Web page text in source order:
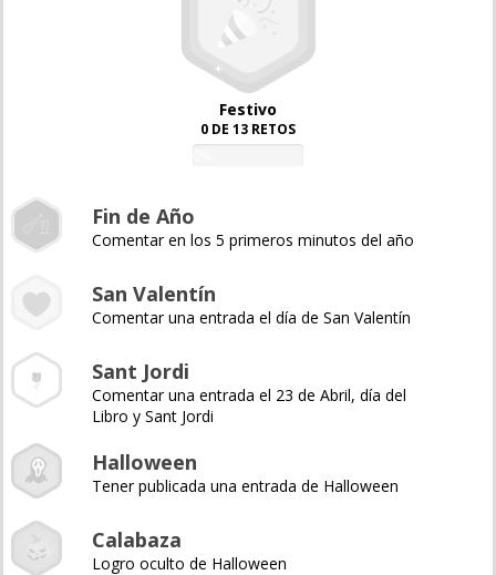
Festivo
0 DE 13 RETOS
Fin de Año
Comentar en los 5 primeros minutos del año
San Valentín
Comentar una entrada el día de San Valentín
Sant Jordi
Comentar una entrada el 23 de Abril, día del
Libro y Sant Jordi
Halloween
Tener publicada una entrada de Halloween
Calabaza
Logro oculto de Halloween